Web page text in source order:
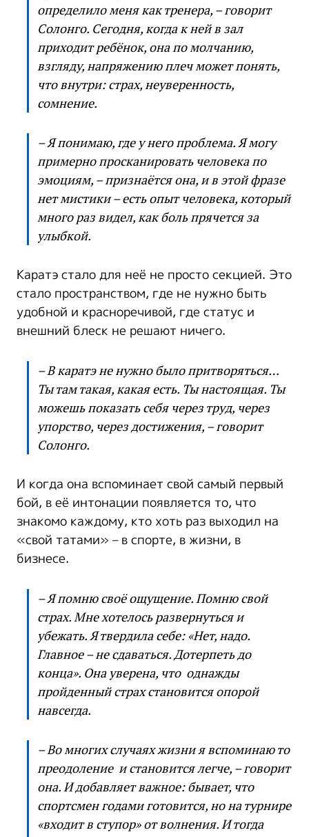
определило меня как тренера, – говорит
Солонго. Сегодня, когда к ней в зал
приходит ребёнок, она по молчанию,
взгляду, напряжению плеч может понять,
что внутри: страх, неуверенность,
сомнение.
– Я понимаю, где у него проблема. Я могу
примерно просканировать человека по
эмоциям, – признаётся она, и в этой фразе
нет мистики – есть опыт человека, который
много раз видел, как боль прячется за
улыбкой.
Каратэ стало для неё не просто секцией. Это
стало пространством, где не нужно быть
удобной и красноречивой, где статус и
внешний блеск не решают ничего.
– В каратэ не нужно было притворяться…
Ты там такая, какая есть. Ты настоящая. Ты
можешь показать себя через труд, через
упорство, через достижения, – говорит
Солонго.
И когда она вспоминает свой самый первый
бой, в её интонации появляется то, что
знакомо каждому, кто хоть раз выходил на
«свой татами» – в спорте, в жизни, в
бизнесе.
– Я помню своё ощущение. Помню свой
страх. Мне хотелось развернуться и
убежать. Я твердила себе: «Нет, надо.
Главное – не сдаваться. Дотерпеть до
конца». Она уверена, что однажды
пройденный страх становится опорой
навсегда.
– Во многих случаях жизни я вспоминаю то
преодоление и становится легче, – говорит
она. И добавляет важное: бывает, что
спортсмен годами готовится, но на турнире
«входит в ступор» от волнения. И тогда